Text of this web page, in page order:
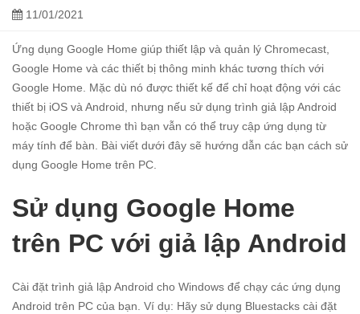
11/01/2021
Ứng dụng Google Home giúp thiết lập và quản lý Chromecast,
Google Home và các thiết bị thông minh khác tương thích với
Google Home. Mặc dù nó được thiết kế để chỉ hoạt động với các
thiết bị iOS và Android, nhưng nếu sử dụng trình giả lập Android
hoặc Google Chrome thì bạn vẫn có thể truy cập ứng dụng từ
máy tính để bàn. Bài viết dưới đây sẽ hướng dẫn các bạn cách sử
dụng Google Home trên PC.
Sử dụng Google Home
trên PC với giả lập Android
Cài đặt trình giả lập Android cho Windows để chạy các ứng dụng
Android trên PC của bạn. Ví dụ: Hãy sử dụng Bluestacks cài đặt